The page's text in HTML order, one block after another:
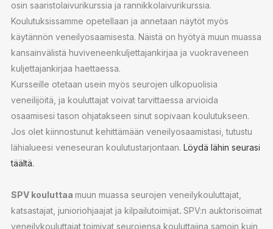
osin saaristolaivurikurssia ja rannikkolaivurikurssia.
Koulutuksissamme opetellaan ja annetaan näytöt myös
käytännön veneilyosaamisesta. Näistä on hyötyä muun muassa
kansainvälistä huviveneenkuljettajankirjaa ja vuokraveneen
kuljettajankirjaa haettaessa.
Kursseille otetaan usein myös seurojen ulkopuolisia
veneilijöitä, ja kouluttajat voivat tarvittaessa arvioida
osaamisesi tason ohjatakseen sinut sopivaan koulutukseen.
Jos olet kiinnostunut kehittämään veneilyosaamistasi, tutustu
lähialueesi veneseuran koulutustarjontaan. Löydä lähin seurasi
täältä.
SPV kouluttaa muun muassa seurojen veneilykouluttajat,
katsastajat, junioriohjaajat ja kilpailutoimijat. SPV:n auktorisoimat
veneilykouluttajat toimivat seurojensa kouluttajina samoin kuin